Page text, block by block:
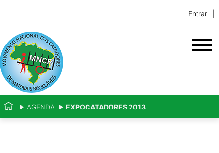
Entrar
AGENDA EXPOCATADORES 2013